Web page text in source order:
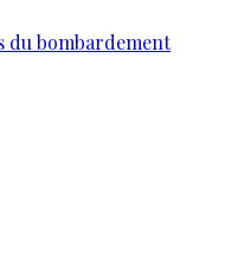
du bombardement